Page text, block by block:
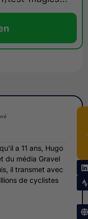
a 11 ans, Hugo
du média Gravel
il transmet avec
de cyclistes